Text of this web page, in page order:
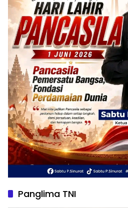
Panglima TNI